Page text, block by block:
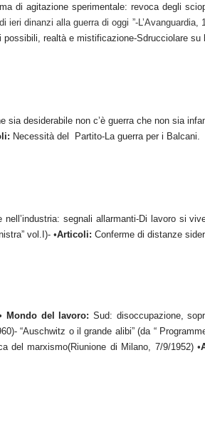
di agitazione sperimentale: revoca degli
ieri dinanzi alla guerra di oggi ”-L’Avanguardia,
realtà e mistificazione-Sdrucciolare su
sia desiderabile non c’è guerra che non sia
Necessità del Partito-La guerra per i Balcani.
nell’industria: segnali allarmanti-Di lavoro si
vol.I)- •Articoli: Conferme di distanze
Mondo del lavoro: Sud: disoccupazione,
“Auschwitz o il grande alibi” (da “
del marxismo(Riunione di Milano, 7/9/1952) •